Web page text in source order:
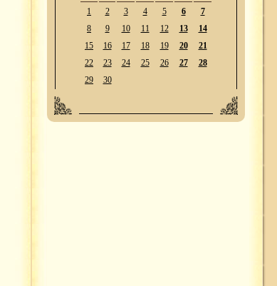
1
2 3 4 5 6
7
8
9 10 11 12 13
14
15
16 17 18 19 20
21
22
23 24 25 26 27
28
29
30